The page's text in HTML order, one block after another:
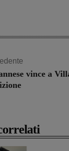
vince a